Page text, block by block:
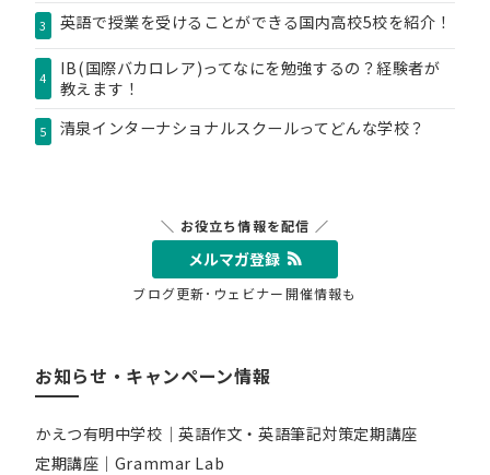
3 英語で授業を受けることができる国内高校5校を紹介！
4
IB(国際バカロレア)ってなにを勉強するの？経験者が
教えます！
5 清泉インターナショナルスクールってどんな学校？
＼ お役立ち情報を配信 ／
メルマガ登録
ブログ更新･ウェビナー開催情報も
お知らせ・キャンペーン情報
かえつ有明中学校｜英語作文・英語筆記対策定期講座
定期講座｜Grammar Lab